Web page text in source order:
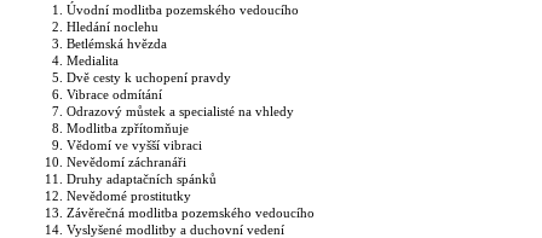
Úvodní modlitba pozemského vedoucího
Hledání noclehu
Betlémská hvězda
Medialita
Dvě cesty k uchopení pravdy
Vibrace odmítání
Odrazový můstek a specialisté na vhledy
Modlitba zpřítomňuje
Vědomí ve vyšší vibraci
Nevědomí záchranáři
Druhy adaptačních spánků
Nevědomé prostitutky
Závěrečná modlitba pozemského vedoucího
Vyslyšené modlitby a duchovní vedení